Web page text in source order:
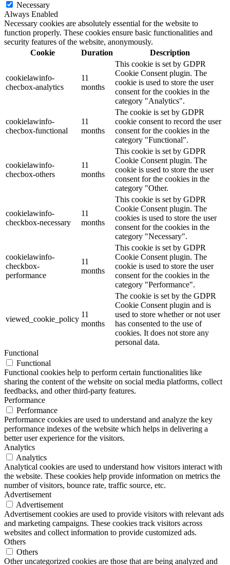
Necessary
Always Enabled
Necessary cookies are absolutely essential for the website to
function properly. These cookies ensure basic functionalities and
security features of the website, anonymously.
Cookie
Duration Description
cookielawinfo-
checbox-analytics
11
months
This cookie is set by GDPR
Cookie Consent plugin. The
cookie is used to store the user
consent for the cookies in the
category "Analytics".
cookielawinfo-
checbox-functional
11
months
The cookie is set by GDPR
cookie consent to record the user
consent for the cookies in the
category "Functional".
cookielawinfo-
checbox-others
11
months
This cookie is set by GDPR
Cookie Consent plugin. The
cookie is used to store the user
consent for the cookies in the
category "Other.
cookielawinfo-
checkbox-necessary
11
months
This cookie is set by GDPR
Cookie Consent plugin. The
cookies is used to store the user
consent for the cookies in the
category "Necessary".
cookielawinfo-
checkbox-
performance
11
months
This cookie is set by GDPR
Cookie Consent plugin. The
cookie is used to store the user
consent for the cookies in the
category "Performance".
viewed_cookie_policy
11
months
The cookie is set by the GDPR
Cookie Consent plugin and is
used to store whether or not user
has consented to the use of
cookies. It does not store any
personal data.
Functional
Functional
Functional cookies help to perform certain functionalities like
sharing the content of the website on social media platforms, collect
feedbacks, and other third-party features.
Performance
Performance
Performance cookies are used to understand and analyze the key
performance indexes of the website which helps in delivering a
better user experience for the visitors.
Analytics
Analytics
Analytical cookies are used to understand how visitors interact with
the website. These cookies help provide information on metrics the
number of visitors, bounce rate, traffic source, etc.
Advertisement
Advertisement
Advertisement cookies are used to provide visitors with relevant ads
and marketing campaigns. These cookies track visitors across
websites and collect information to provide customized ads.
Others
Others
Other uncategorized cookies are those that are being analyzed and